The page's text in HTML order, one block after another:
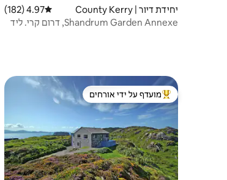
יחידת דיור | County Kerry דירוג ממוצע של 4.97 מתוך 5, 182
4.97 (182)
Shandrum Garden Annexe, דרום קרי. ליד
מוביל בקרב נכסים מועדפים על ידי אורחים
מועדף על ידי אורחים